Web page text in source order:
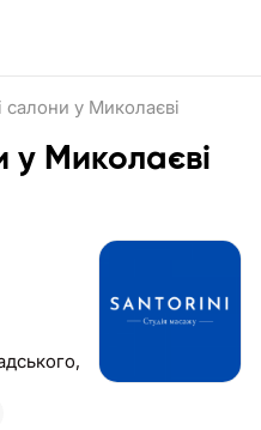
салони у Миколаєві
у Миколаєві